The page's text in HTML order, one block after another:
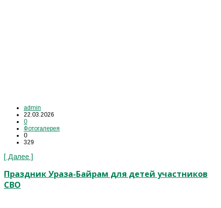
admin
22.03.2026
0
Фотогалерея
0
329
[ Далее ]
Праздник Ураза-Байрам для детей участников
СВО